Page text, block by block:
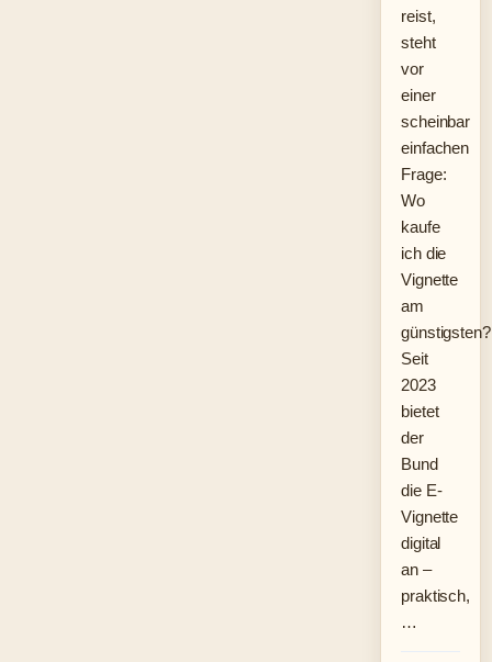
reist,
steht
vor
einer
scheinbar
einfachen
Frage:
Wo
kaufe
ich die
Vignette
am
günstigsten?
Seit
2023
bietet
der
Bund
die E-
Vignette
digital
an –
praktisch,
…